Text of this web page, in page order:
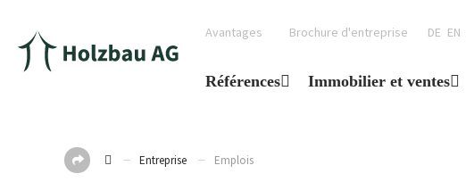
Avantages Brochure d'entreprise DE EN
Références Immobilier et ventes
Entreprise Emplois